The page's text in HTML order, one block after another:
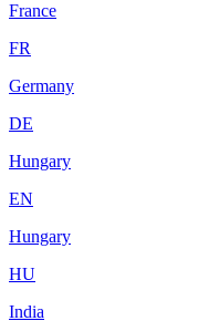
France
FR
Germany
DE
Hungary
EN
Hungary
HU
India